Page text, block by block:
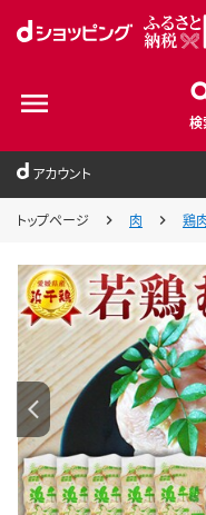
検
アカウント
トップページ 肉 鶏